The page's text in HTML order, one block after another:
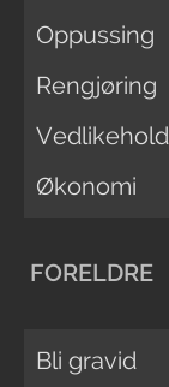
Oppussing
Rengjøring
Vedlikehold
Økonomi
FORELDRE
Bli gravid